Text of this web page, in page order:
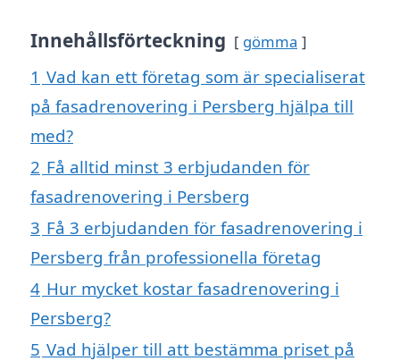
Innehållsförteckning gömma
1 Vad kan ett företag som är specialiserat
på fasadrenovering i Persberg hjälpa till
med?
2 Få alltid minst 3 erbjudanden för
fasadrenovering i Persberg
3 Få 3 erbjudanden för fasadrenovering i
Persberg från professionella företag
4 Hur mycket kostar fasadrenovering i
Persberg?
5 Vad hjälper till att bestämma priset på